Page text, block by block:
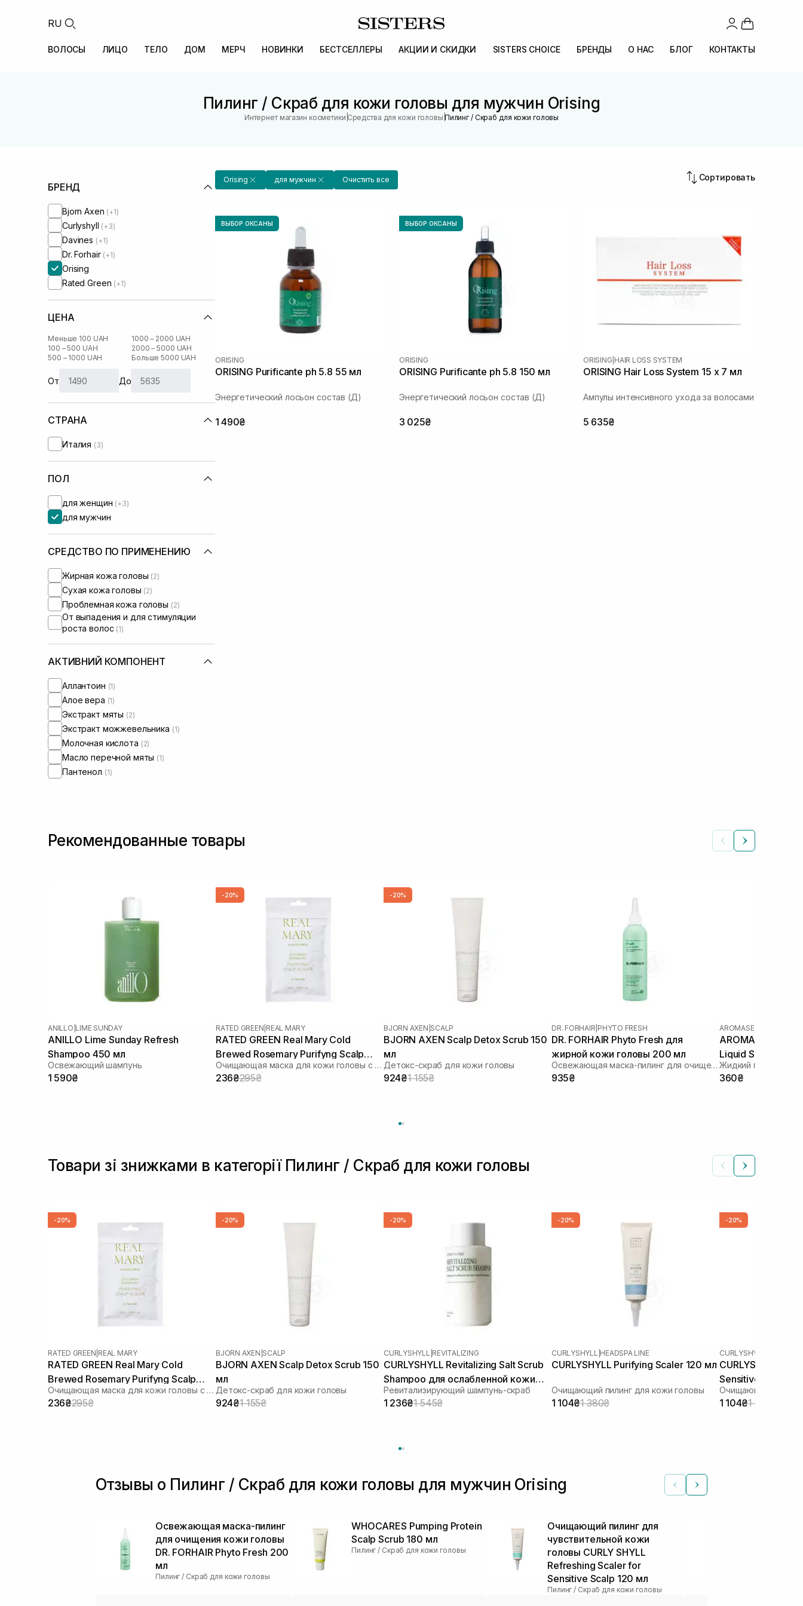
RU
ВОЛОСЫ ЛИЦО ТЕЛО ДОМ МЕРЧ НОВИНКИ БЕСТСЕЛЛЕРЫ АКЦИИ И СКИДКИ SISTERS CHOICE БРЕНДЫ О НАС БЛОГ КОНТАКТЫ
Пилинг / Скраб для кожи головы для мужчин Orising
Интернет магазин косметики |Средства для кожи головы |Пилинг / Скраб для кожи головы
БРЕНД
Bjorn Axen (+1)
Curlyshyll (+3)
Davines (+1)
Dr. Forhair (+1)
Orising
Rated Green (+1)
ЦЕНА
Меньше 100 UAH
100 – 500 UAH
500 – 1000 UAH
1000 – 2000 UAH
2000 – 5000 UAH
Больше 5000 UAH
От До
СТРАНА
Италия (3)
ПОЛ
для женщин (+3)
для мужчин
СРЕДСТВО ПО ПРИМЕНЕНИЮ
Жирная кожа головы (2)
Сухая кожа головы (2)
Проблемная кожа головы (2)
От выпадения и для стимуляции
роста волос (1)
АКТИВНИЙ КОМПОНЕНТ
Аллантоин (1)
Алое вера (1)
Экстракт мяты (2)
Экстракт можжевельника (1)
Молочная кислота (2)
Масло перечной мяты (1)
Пантенол (1)
Orising для мужчин Очистить все Сортировать
ВЫБОР ОКСАНЫ
ORISING
ORISING Purificante ph 5.8 55 мл
Энергетический лосьон состав (Д)
1 490₴
ВЫБОР ОКСАНЫ
ORISING
ORISING Purificante ph 5.8 150 мл
Энергетический лосьон состав (Д)
3 025₴
ORISING HAIR LOSS SYSTEM
ORISING Hair Loss System 15 х 7 мл
Ампулы интенсивного ухода за волосами
5 635₴
Рекомендованные товары
ANILLO LIME SUNDAY
ANILLO Lime Sunday Refresh
Shampoo 450 мл
Освежающий шампунь
1 590₴
-20%
RATED GREEN REAL MARY
RATED GREEN Real Mary Cold
Brewed Rosemary Purifyng Scalp
Scaler 50 мл
Очищающая маска для кожи головы с морской солью
236₴295₴
-20%
BJORN AXEN SCALP
BJORN AXEN Scalp Detox Scrub 150
мл
Детокс-скраб для кожи головы
924₴1 155₴
DR. FORHAIR PHYTO FRESH
DR. FORHAIR Phyto Fresh для
жирной кожи головы 200 мл
Освежающая маска-пилинг для очищения кожи головы
935₴
AROMASE
AROMASE 5α
Liquid Shampoo
360₴
Товари зі знижками в категорії Пилинг / Скраб для кожи головы
-20%
RATED GREEN REAL MARY
RATED GREEN Real Mary Cold
Brewed Rosemary Purifyng Scalp
Scaler 50 мл
Очищающая маска для кожи головы с морской солью
236₴295₴
-20%
BJORN AXEN SCALP
BJORN AXEN Scalp Detox Scrub 150
мл
Детокс-скраб для кожи головы
924₴1 155₴
-20%
CURLYSHYLL REVITALIZING
CURLYSHYLL Revitalizing Salt Scrub
Shampoo для ослабленной кожи
головы и тонких волос 300 мл
Ревитализирующий шампунь-скраб
1 236₴1 545₴
-20%
CURLYSHYLL HEADSPA LINE
CURLYSHYLL Purifying Scaler 120 мл
Очищающий пилинг для кожи головы
1 104₴1 380₴
-20%
CURLYSHYLL
CURLYSHYLL
Sensitive Scalp
1 104₴1 380₴
Отзывы о Пилинг / Скраб для кожи головы для мужчин Orising
Освежающая маска-пилинг
для очищения кожи головы
DR. FORHAIR Phyto Fresh 200
мл
Пилинг / Скраб для кожи головы
WHOCARES Pumping Protein
Scalp Scrub 180 мл
Пилинг / Скраб для кожи головы
Очищающий пилинг для
чувствительной кожи
головы CURLY SHYLL
Refreshing Scaler for
Sensitive Scalp 120 мл
Пилинг / Скраб для кожи головы